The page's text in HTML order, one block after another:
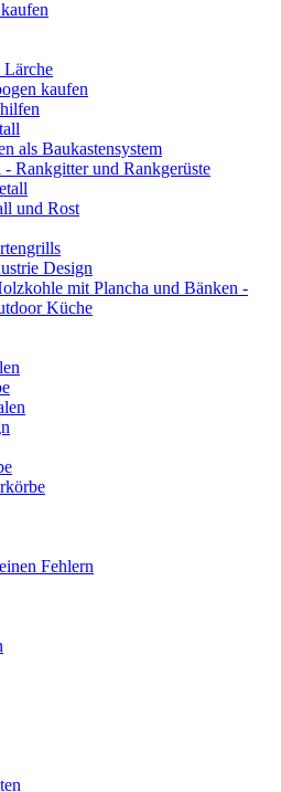
als Baukastensystem
Rankgitter und Rankgerüste
und Rost
Design
mit Plancha und Bänken -
Küche
Fehlern